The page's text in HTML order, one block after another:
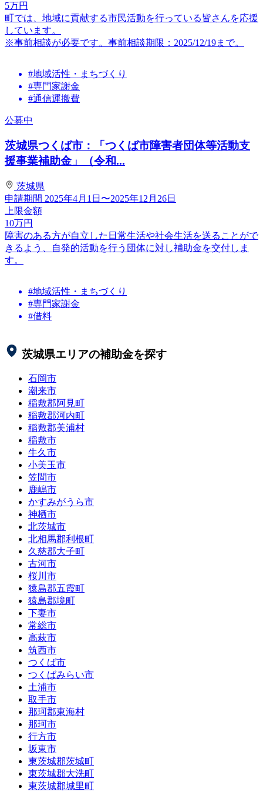
5万円
町では、地域に貢献する市民活動を行っている皆さんを応援
しています。
※事前相談が必要です。事前相談期限：2025/12/19まで。
#地域活性・まちづくり
#専門家謝金
#通信運搬費
公募中
茨城県つくば市：「つくば市障害者団体等活動支
援事業補助金」（令和...
茨城県
申請期間 2025年4月1日〜2025年12月26日
上限金額
10万円
障害のある方が自立した日常生活や社会生活を送ることがで
きるよう、自発的活動を行う団体に対し補助金を交付しま
す。
#地域活性・まちづくり
#専門家謝金
#借料
茨城県エリアの補助金を探す
石岡市
潮来市
稲敷郡阿見町
稲敷郡河内町
稲敷郡美浦村
稲敷市
牛久市
小美玉市
笠間市
鹿嶋市
かすみがうら市
神栖市
北茨城市
北相馬郡利根町
久慈郡大子町
古河市
桜川市
猿島郡五霞町
猿島郡境町
下妻市
常総市
高萩市
筑西市
つくば市
つくばみらい市
土浦市
取手市
那珂郡東海村
那珂市
行方市
坂東市
東茨城郡茨城町
東茨城郡大洗町
東茨城郡城里町